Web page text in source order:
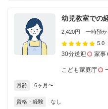
幼児教室での
2,420円 一時預か
5.0
30分送迎 家事
こども家庭庁
月齢 6ヶ月〜
資格・経験 なし